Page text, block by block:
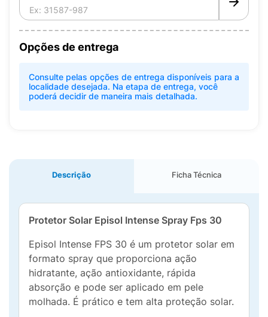
Opções de entrega
Consulte pelas opções de entrega disponíveis para a
localidade desejada. Na etapa de entrega, você
poderá decidir de maneira mais detalhada.
Descrição Ficha Técnica
Protetor Solar Episol Intense Spray Fps 30
Episol Intense FPS 30 é um protetor solar em
formato spray que proporciona ação
hidratante, ação antioxidante, rápida
absorção e pode ser aplicado em pele
molhada. É prático e tem alta proteção solar.